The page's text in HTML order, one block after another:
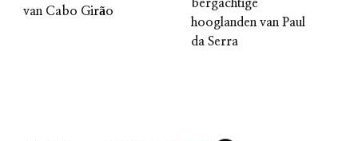
van Cabo Girão
bergachtige
hooglanden van Paul
da Serra